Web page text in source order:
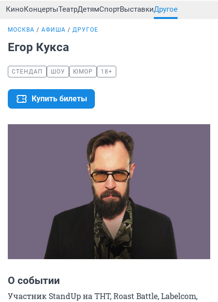
КиноКонцертыТеатрДетямСпортВыставкиДругое
МОСКВА АФИША ДРУГОЕ
Егор Кукса
СТЕНДАП ШОУ ЮМОР 18+
Купить билеты
О событии
Участник StandUp на ТНТ, Roast Battle, Labelcom,